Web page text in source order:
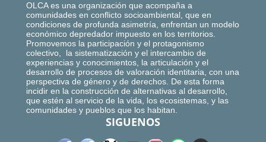
OLCA es una organización que acompaña a
comunidades en conflicto socioambiental, que en
condiciones de profunda asimetría, enfrentan un modelo
económico depredador impuesto en los territorios.
Promovemos la participación y el protagonismo
colectivo, la sistematización y el intercambio de
experiencias y conocimientos, la articulación y el
desarrollo de procesos de valoración identitaria, con una
perspectiva de género y de derechos. De esta forma
incidir en la construcción de alternativas al desarrollo,
que estén al servicio de la vida, los ecosistemas, y las
comunidades y pueblos que los habitan.
SIGUENOS